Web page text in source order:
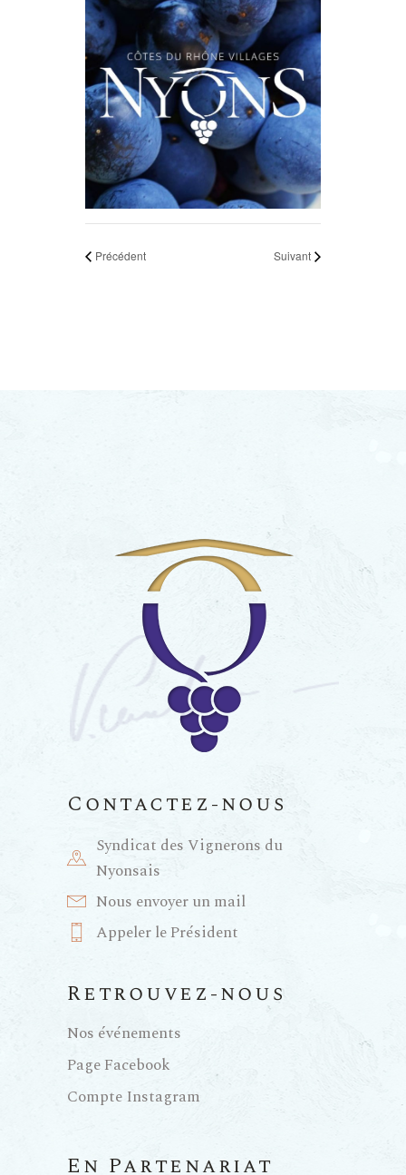
Précédent Suivant
Contactez-nous
Syndicat des Vignerons du
Nyonsais
Nous envoyer un mail
Appeler le Président
Retrouvez-nous
Nos événements
Page Facebook
Compte Instagram
En Partenariat